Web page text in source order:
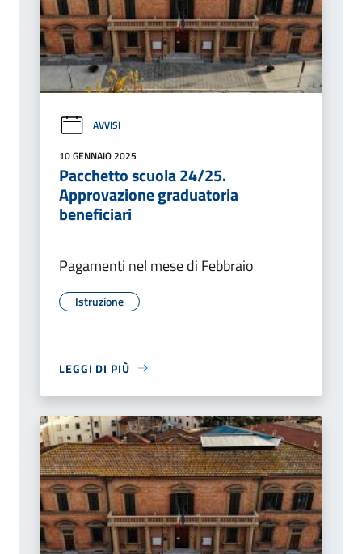
AVVISI
10 GENNAIO 2025
Pacchetto scuola 24/25.
Approvazione graduatoria
beneficiari
Pagamenti nel mese di Febbraio
Istruzione
LEGGI DI PIÙ